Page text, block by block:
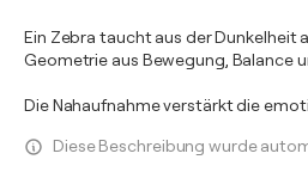
Ein Zebra taucht aus der Dunkelheit
Geometrie aus Bewegung, Balance
Die Nahaufnahme verstärkt die
Diese Beschreibung wurde